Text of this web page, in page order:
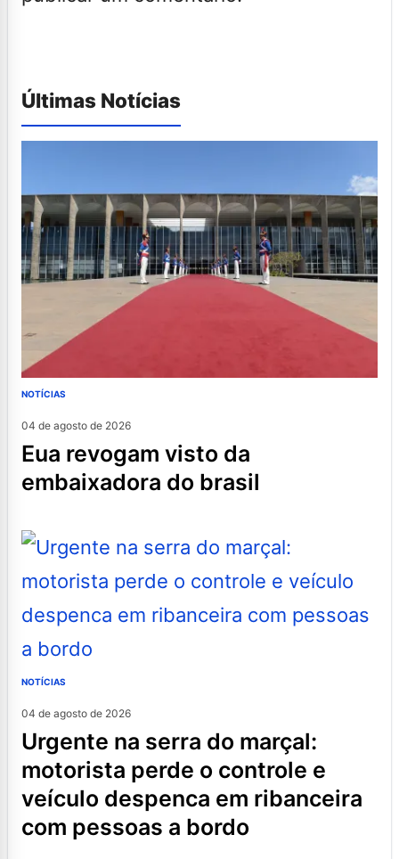
Últimas Notícias
NOTÍCIAS
04 de agosto de 2026
eua revogam visto da
embaixadora do brasil
NOTÍCIAS
04 de agosto de 2026
urgente na serra do marçal:
motorista perde o controle e
veículo despenca em ribanceira
com pessoas a bordo